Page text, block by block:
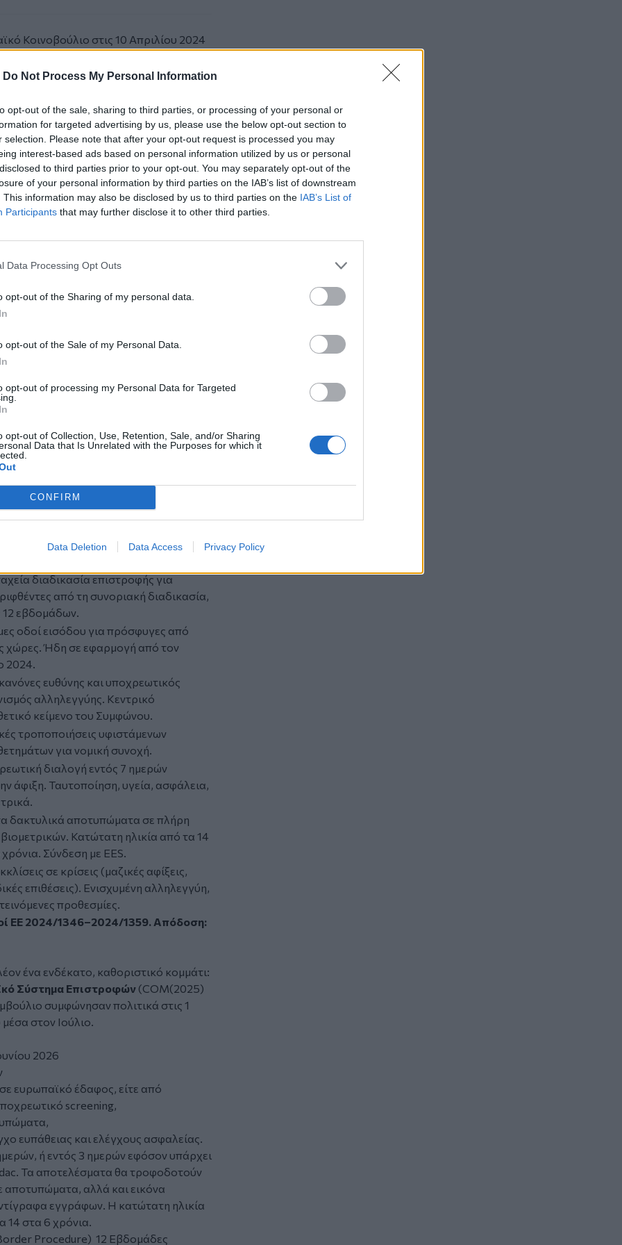
Do Not Process My Personal Information
opt-out of the sale, sharing to third parties, or processing of your personal or
for targeted advertising by us, please use the below opt-out section to
selection. Please note that after your opt-out request is processed you may
interest-based ads based on personal information utilized by us or personal
to third parties prior to your opt-out. You may separately opt-out of the
of your personal information by third parties on the IAB’s list of downstream
This information may also be disclosed by us to third parties on the IAB’s List of
Participants that may further disclose it to other third parties.
Data Processing Opt Outs
opt-out of the Sharing of my personal data.
opt-out of the Sale of my Personal Data.
opt-out of processing my Personal Data for Targeted
opt-out of Collection, Use, Retention, Sale, and/or Sharing
Data that Is Unrelated with the Purposes for which it
CONFIRM
Data Deletion Data Access Privacy Policy
Κοινοβούλιο στις 10 Απριλίου 2024
Μαΐου 2024. Δημοσιεύτηκε στην
τέθηκε σε ισχύ από τις 12 Ιουνίου
12 Ιουνίου 2026, ώστε να δοθεί
10 νομοθετικά κείμενα αποτελούν
δεν προσφέρεται για επιλεκτική
το Άσυλοφέρνει τρεις βασικές
στα σύνορα, με λήψη βιομετρικών
μέσω του ανανεωμένου
fast-track διαδικασίες
με παραμονή σε ελεγχόμενες ή
Τρίτον, υποχρεωτική
χώρα να επιλέγει αν θα δεχτεί
οικονομική αντισταθμιστική
αυτό σημαίνει πως η ευθύνη
ελληνικές αρχές. Το screening και οι
εδώ, με ελληνικές υποδομές και
το νέο μεταναστευτικό
ελάχιστα πρότυπα στέγασης, υγείας,
Ισχυρότερες εγγυήσεις για ευάλωτους.
κριτήρια για το ποιος λαμβάνει άσυλο.
αποκλίσεις μεταξύ χωρών, μειώνει το
shopping».
διαδικασίες εξέτασης. Καθιερώνει
10 υποχρεωτικές επιταχυνόμενες
διαδικασία επιστροφής για
από τη συνοριακή διαδικασία,
12 εβδομάδων.
οδοί εισόδου για πρόσφυγες από
χώρες. Ήδη σε εφαρμογή από τον
2024.
ευθύνης και υποχρεωτικός
αλληλεγγύης. Κεντρικό
κείμενο του Συμφώνου.
τροποποιήσεις υφιστάμενων
για νομική συνοχή.
διαλογή εντός 7 ημερών
άφιξη. Ταυτοποίηση, υγεία, ασφάλεια,
δακτυλικά αποτυπώματα σε πλήρη
Κατώτατη ηλικία από τα 14
Σύνδεση με EES.
σε κρίσεις (μαζικές αφίξεις,
επιθέσεις). Ενισχυμένη αλληλεγγύη,
προθεσμίες.
ΕΕ 2024/1346–2024/1359. Απόδοση:
ένα ενδέκατο, καθοριστικό κομμάτι:
Σύστημα Επιστροφών (COM(2025)
συμφώνησαν πολιτικά στις 1
στον Ιούλιο.
2026
ευρωπαϊκό έδαφος, είτε από
screening,
ευπάθειας και ελέγχους ασφαλείας.
ή εντός 3 ημερών εφόσον υπάρχει
Τα αποτελέσματα θα τροφοδοτούν
αποτυπώματα, αλλά και εικόνα
εγγράφων. Η κατώτατη ηλικία
14 στα 6 χρόνια.
Procedure) 12 Εβδομάδες
δήμοι